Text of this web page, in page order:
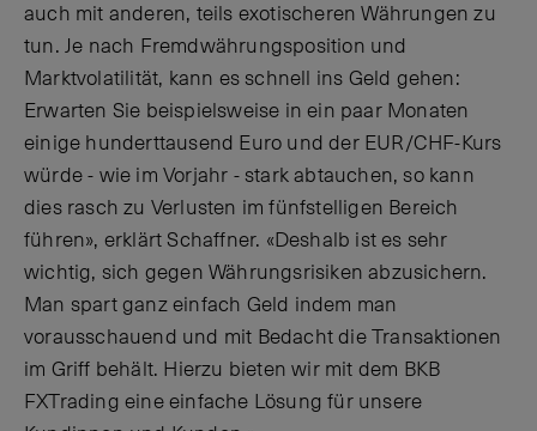
auch mit anderen, teils exotischeren Währungen zu
tun. Je nach Fremdwährungsposition und
Marktvolatilität, kann es schnell ins Geld gehen:
Erwarten Sie beispielsweise in ein paar Monaten
einige hunderttausend Euro und der EUR/CHF-Kurs
würde - wie im Vorjahr - stark abtauchen, so kann
dies rasch zu Verlusten im fünfstelligen Bereich
führen», erklärt Schaffner. «Deshalb ist es sehr
wichtig, sich gegen Währungsrisiken abzusichern.
Man spart ganz einfach Geld indem man
vorausschauend und mit Bedacht die Transaktionen
im Griff behält. Hierzu bieten wir mit dem BKB
FXTrading eine einfache Lösung für unsere